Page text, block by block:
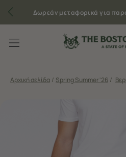
Δωρεάν μεταφορικά για
Αρχική σελίδα / Spring Summer '26 /